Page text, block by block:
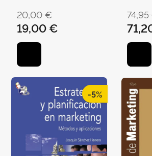
20,00 €
19,00 €
-5%